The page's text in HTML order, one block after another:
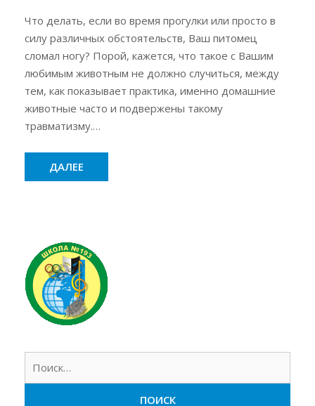
Что делать, если во время прогулки или просто в
силу различных обстоятельств, Ваш питомец
сломал ногу? Порой, кажется, что такое с Вашим
любимым животным не должно случиться, между
тем, как показывает практика, именно домашние
животные часто и подвержены такому
травматизму.…
ДАЛЕЕ